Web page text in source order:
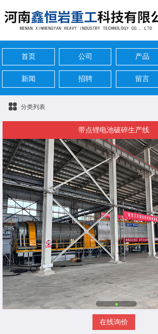
首页 公司 产品
新闻 招聘 留言
分类列表
带点锂电池破碎生产线
在线询价